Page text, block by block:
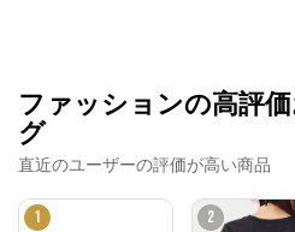
ファッションの高評
グ
直近のユーザーの評価が高い商品
1 2